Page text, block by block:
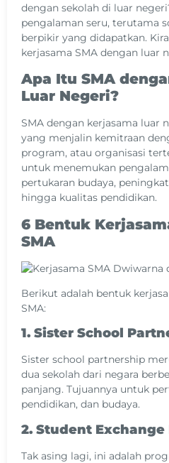
dengan sekolah di luar
pengalaman seru, terutama
berpikir yang didapatkan.
kerjasama SMA dengan luar
Apa Itu SMA
Luar Negeri?
SMA dengan kerjasama luar
yang menjalin kemitraan
program, atau organisasi
untuk menemukan
pertukaran budaya,
hingga kualitas pendidikan.
6 Bentuk
SMA
Berikut adalah bentuk
SMA:
1. Sister School
Sister school partnership
dua sekolah dari negara
panjang. Tujuannya untuk
pendidikan, dan budaya.
2. Student Exchange
Tak asing lagi, ini adalah